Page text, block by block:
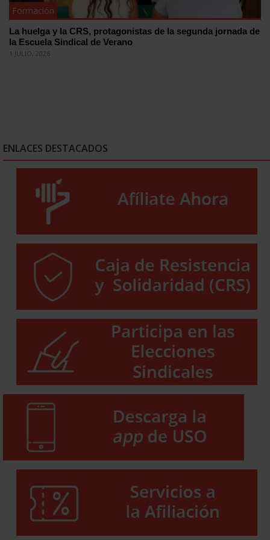
Formación
La huelga y la CRS, protagonistas de la segunda jornada de
la Escuela Sindical de Verano
1 JULIO, 2026
ENLACES DESTACADOS